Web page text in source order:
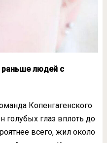
раньше людей с
Копенгагенского
голубых глаз вплоть до
всего, жил около